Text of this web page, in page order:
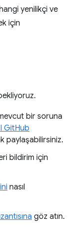
yenilikçi ve
için
bir soruna
GitHub
paylaşabilirsiniz.
bildirim için
nasıl
göz atın.